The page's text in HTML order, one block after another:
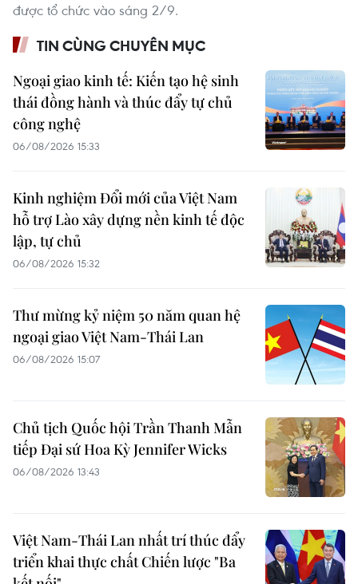
được tổ chức vào sáng 2/9.
TIN CÙNG CHUYÊN MỤC
Ngoại giao kinh tế: Kiến tạo hệ sinh
thái đồng hành và thúc đẩy tự chủ
công nghệ
06/08/2026 15:33
Kinh nghiệm Đổi mới của Việt Nam
hỗ trợ Lào xây dựng nền kinh tế độc
lập, tự chủ
06/08/2026 15:32
Thư mừng kỷ niệm 50 năm quan hệ
ngoại giao Việt Nam-Thái Lan
06/08/2026 15:07
Chủ tịch Quốc hội Trần Thanh Mẫn
tiếp Đại sứ Hoa Kỳ Jennifer Wicks
06/08/2026 13:43
Việt Nam-Thái Lan nhất trí thúc đẩy
triển khai thực chất Chiến lược "Ba